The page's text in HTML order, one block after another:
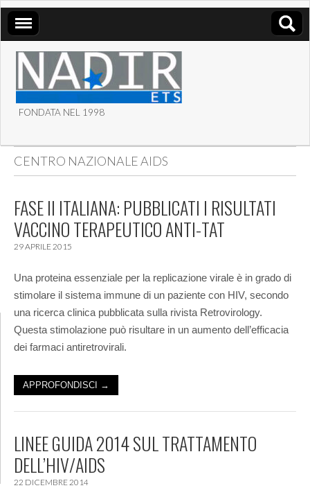
ASSOCIAZIONE NADIR
ETS
FONDATA NEL 1998
CENTRO NAZIONALE AIDS
FASE II ITALIANA: PUBBLICATI I RISULTATI
VACCINO TERAPEUTICO ANTI-TAT
29 APRILE 2015
Una proteina essenziale per la replicazione virale è in grado di
stimolare il sistema immune di un paziente con HIV, secondo
una ricerca clinica pubblicata sulla rivista Retrovirology.
Questa stimolazione può risultare in un aumento dell’efficacia
dei farmaci antiretrovirali.
APPROFONDISCI →
LINEE GUIDA 2014 SUL TRATTAMENTO
DELL’HIV/AIDS
22 DICEMBRE 2014